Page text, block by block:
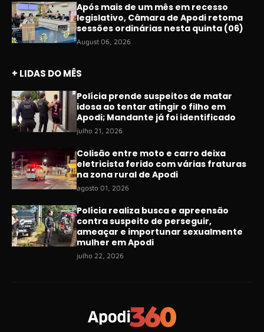
Após mais de um mês em recesso
legislativo, Câmara de Apodi retoma
sessões ordinárias nesta quinta (06)
August 06, 2026
+ LIDAS DO MÊS
Polícia prende suspeitos de matar
idosa ao tentar atingir o filho em
Apodi; Mandante já foi identificado
julho 21, 2026
Colisão entre moto e carro deixa
eletricista ferido com várias fraturas
na zona rural de Apodi
agosto 01, 2026
Polícia realiza busca e apreensão
contra suspeito de perseguir,
ameaçar e importunar sexualmente
mulher em Apodi
julho 22, 2026